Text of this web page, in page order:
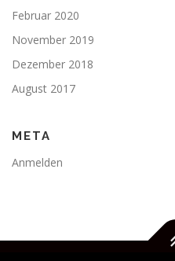
Februar 2020
November 2019
Dezember 2018
August 2017
META
Anmelden